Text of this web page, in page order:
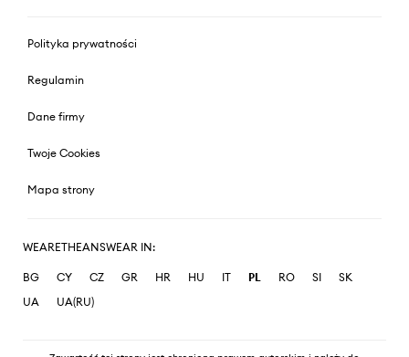
Polityka prywatności
Regulamin
Dane firmy
Twoje Cookies
Mapa strony
WEARETHEANSWEAR IN:
BG CY CZ GR HR HU IT PL RO SI
SK
UA
UA(RU)